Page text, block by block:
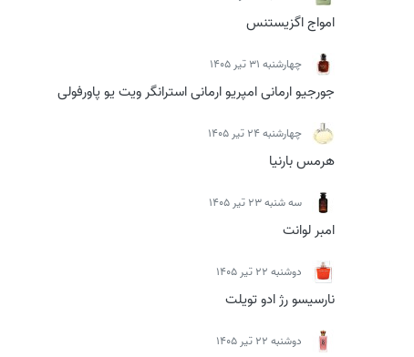
امواج اگزیستنس
چهارشنبه 31 تیر 1405
جورجیو ارمانی امپریو ارمانی استرانگر ویت یو پاورفولی
چهارشنبه 24 تیر 1405
هرمس بارنیا
سه شنبه 23 تیر 1405
امبر لوانت
دوشنبه 22 تیر 1405
نارسیسو رژ ادو تویلت
دوشنبه 22 تیر 1405